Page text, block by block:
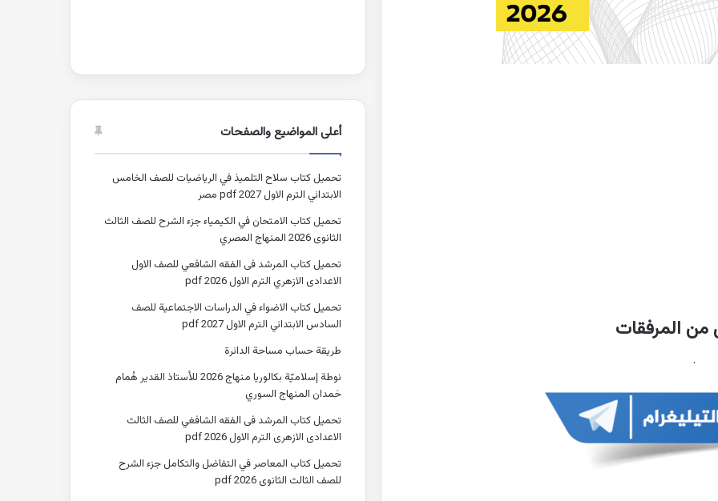
من المرفقات
.
أعلى المواضيع والصفحات
تحميل كتاب سلاح التلميذ في الرياضيات للصف الخامس
الابتدائي الترم الاول 2027 pdf مصر
تحميل كتاب الامتحان في الكيمياء جزء الشرح للصف الثالث
الثانوى 2026 المنهاج المصري
تحميل كتاب المرشد فى الفقه الشافعي للصف الاول
الاعدادى الازهري الترم الاول 2026 pdf
تحميل كتاب الاضواء في الدراسات الاجتماعية للصف
السادس الابتدائي الترم الاول 2027 pdf
طريقة حساب مساحة الدائرة
نوطة إسلاميّة بكالوريا منهاج 2026 للأستاذ القدير هُمام
حَمدان المنهاج السوري
تحميل كتاب المرشد فى الفقه الشافغي للصف الثالث
الاعدادى الازهرى الترم الاول 2026 pdf
تحميل كتاب المعاصر في التفاضل والتكامل جزء الشرح
للصف الثالث الثانوى 2026 pdf